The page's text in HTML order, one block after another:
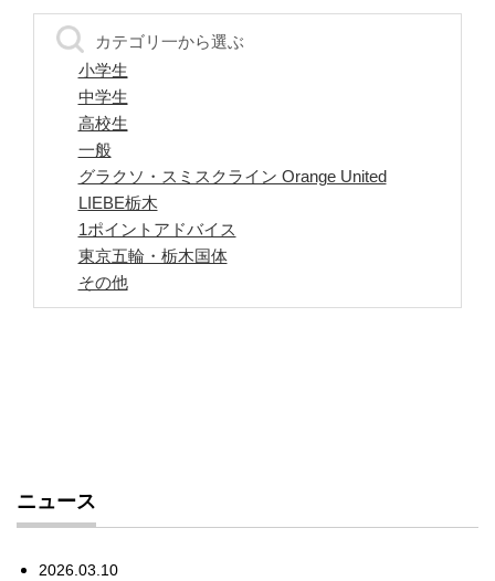
カテゴリ一から選ぶ
小学生
中学生
高校生
一般
グラクソ・スミスクライン Orange United
LIEBE栃木
1ポイントアドバイス
東京五輪・栃木国体
その他
ニュース
2026.03.10